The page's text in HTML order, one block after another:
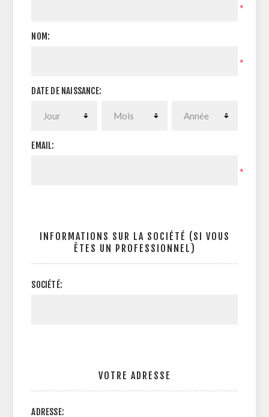
*
NOM:
*
DATE DE NAISSANCE:
EMAIL:
*
INFORMATIONS SUR LA SOCIÉTÉ (SI VOUS
ÊTES UN PROFESSIONNEL)
SOCIÉTÉ:
VOTRE ADRESSE
ADRESSE: